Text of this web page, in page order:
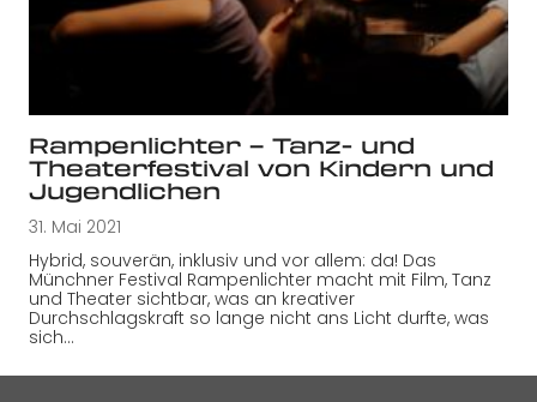
Rampenlichter – Tanz- und
Theaterfestival von Kindern und
Jugendlichen
31. Mai 2021
Hybrid, souverän, inklusiv und vor allem: da! Das
Münchner Festival Rampenlichter macht mit Film, Tanz
und Theater sichtbar, was an kreativer
Durchschlagskraft so lange nicht ans Licht durfte, was
sich…